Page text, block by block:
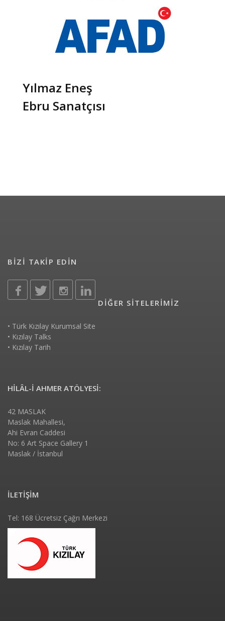
Yılmaz Eneş
Ebru Sanatçısı
BİZİ TAKİP EDİN
DİĞER SİTELERİMİZ
• Türk Kızılay Kurumsal Site
• Kızılay Talks
• Kızılay Tarih
HİLÂL-İ AHMER ATÖLYESİ:
42 MASLAK
Maslak Mahallesi,
Ahi Evran Caddesi
No: 6 Art Space Gallery 1
Maslak / İstanbul
İLETİŞİM
Tel: 168 Ücretsiz Çağrı Merkezi